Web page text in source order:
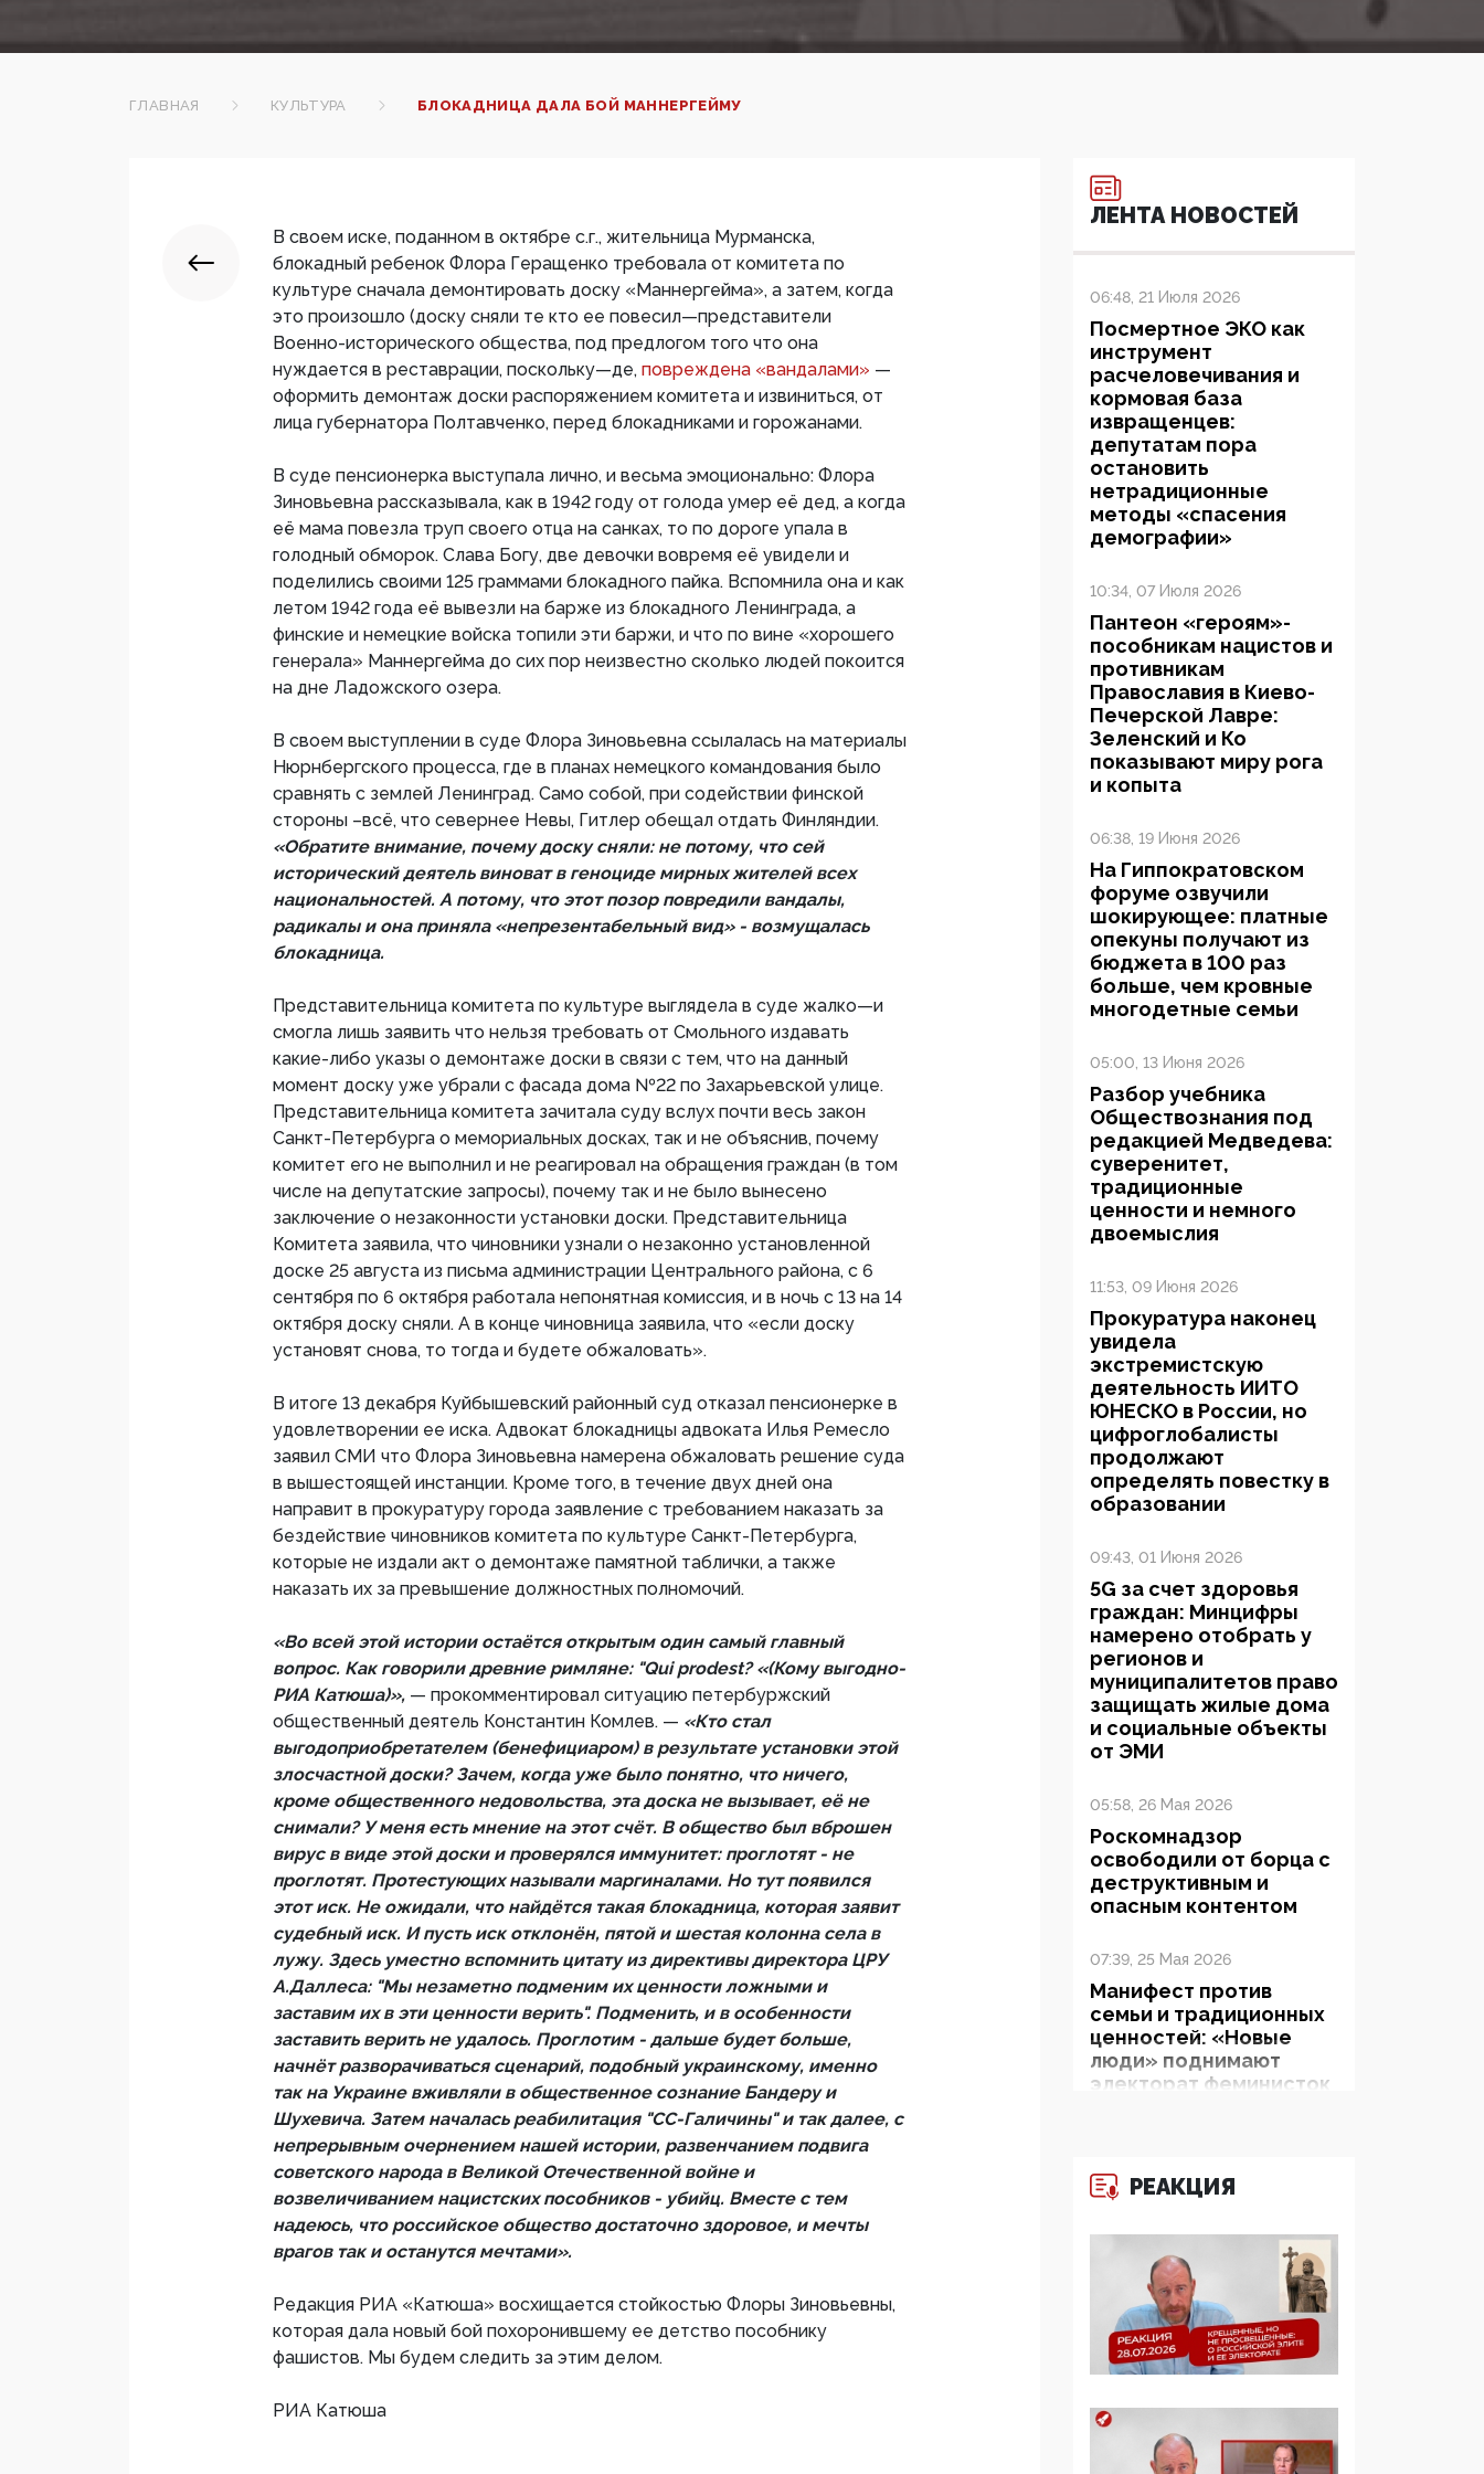
ГЛАВНАЯ КУЛЬТУРА БЛОКАДНИЦА ДАЛА БОЙ МАННЕРГЕЙМУ
В своем иске, поданном в октябре с.г., жительница Мурманска,
блокадный ребенок Флора Геращенко требовала от комитета по
культуре сначала демонтировать доску «Маннергейма», а затем, когда
это произошло (доску сняли те кто ее повесил—представители
Военно-исторического общества, под предлогом того что она
нуждается в реставрации, поскольку—де, повреждена «вандалами» —
оформить демонтаж доски распоряжением комитета и извиниться, от
лица губернатора Полтавченко, перед блокадниками и горожанами.
В суде пенсионерка выступала лично, и весьма эмоционально: Флора
Зиновьевна рассказывала, как в 1942 году от голода умер её дед, а когда
её мама повезла труп своего отца на санках, то по дороге упала в
голодный обморок. Слава Богу, две девочки вовремя её увидели и
поделились своими 125 граммами блокадного пайка. Вспомнила она и как
летом 1942 года её вывезли на барже из блокадного Ленинграда, а
финские и немецкие войска топили эти баржи, и что по вине «хорошего
генерала» Маннергейма до сих пор неизвестно сколько людей покоится
на дне Ладожского озера.
В своем выступлении в суде Флора Зиновьевна ссылалась на материалы
Нюрнбергского процесса, где в планах немецкого командования было
сравнять с землей Ленинград. Само собой, при содействии финской
стороны –всё, что севернее Невы, Гитлер обещал отдать Финляндии.
«Обратите внимание, почему доску сняли: не потому, что сей
исторический деятель виноват в геноциде мирных жителей всех
национальностей. А потому, что этот позор повредили вандалы,
радикалы и она приняла «непрезентабельный вид» - возмущалась
блокадница.
Представительница комитета по культуре выглядела в суде жалко—и
смогла лишь заявить что нельзя требовать от Смольного издавать
какие-либо указы о демонтаже доски в связи с тем, что на данный
момент доску уже убрали с фасада дома №22 по Захарьевской улице.
Представительница комитета зачитала суду вслух почти весь закон
Санкт-Петербурга о мемориальных досках, так и не объяснив, почему
комитет его не выполнил и не реагировал на обращения граждан (в том
числе на депутатские запросы), почему так и не было вынесено
заключение о незаконности установки доски. Представительница
Комитета заявила, что чиновники узнали о незаконно установленной
доске 25 августа из письма администрации Центрального района, с 6
сентября по 6 октября работала непонятная комиссия, и в ночь с 13 на 14
октября доску сняли. А в конце чиновница заявила, что «если доску
установят снова, то тогда и будете обжаловать».
В итоге 13 декабря Куйбышевский районный суд отказал пенсионерке в
удовлетворении ее иска. Адвокат блокадницы адвоката Илья Ремесло
заявил СМИ что Флора Зиновьевна намерена обжаловать решение суда
в вышестоящей инстанции. Кроме того, в течение двух дней она
направит в прокуратуру города заявление с требованием наказать за
бездействие чиновников комитета по культуре Санкт-Петербурга,
которые не издали акт о демонтаже памятной таблички, а также
наказать их за превышение должностных полномочий.
«Во всей этой истории остаётся открытым один самый главный
вопрос. Как говорили древние римляне: "Qui prodest? «(Кому выгодно-
РИА Катюша)», — прокомментировал ситуацию петербуржский
общественный деятель Константин Комлев. — «Кто стал
выгодоприобретателем (бенефициаром) в результате установки этой
злосчастной доски? Зачем, когда уже было понятно, что ничего,
кроме общественного недовольства, эта доска не вызывает, её не
снимали? У меня есть мнение на этот счёт. В общество был вброшен
вирус в виде этой доски и проверялся иммунитет: проглотят - не
проглотят. Протестующих называли маргиналами. Но тут появился
этот иск. Не ожидали, что найдётся такая блокадница, которая заявит
судебный иск. И пусть иск отклонён, пятой и шестая колонна села в
лужу. Здесь уместно вспомнить цитату из директивы директора ЦРУ
А.Даллеса: "Мы незаметно подменим их ценности ложными и
заставим их в эти ценности верить". Подменить, и в особенности
заставить верить не удалось. Проглотим - дальше будет больше,
начнёт разворачиваться сценарий, подобный украинскому, именно
так на Украине вживляли в общественное сознание Бандеру и
Шухевича. Затем началась реабилитация "СС-Галичины" и так далее, с
непрерывным очернением нашей истории, развенчанием подвига
советского народа в Великой Отечественной войне и
возвеличиванием нацистских пособников - убийц. Вместе с тем
надеюсь, что российское общество достаточно здоровое, и мечты
врагов так и останутся мечтами».
Редакция РИА «Катюша» восхищается стойкостью Флоры Зиновьевны,
которая дала новый бой похоронившему ее детство пособнику
фашистов. Мы будем следить за этим делом.
РИА Катюша
ЛЕНТА НОВОСТЕЙ
06:48, 21 Июля 2026
Посмертное ЭКО как
инструмент
расчеловечивания и
кормовая база
извращенцев:
депутатам пора
остановить
нетрадиционные
методы «спасения
демографии»
10:34, 07 Июля 2026
Пантеон «героям»-
пособникам нацистов и
противникам
Православия в Киево-
Печерской Лавре:
Зеленский и Ко
показывают миру рога
и копыта
06:38, 19 Июня 2026
На Гиппократовском
форуме озвучили
шокирующее: платные
опекуны получают из
бюджета в 100 раз
больше, чем кровные
многодетные семьи
05:00, 13 Июня 2026
Разбор учебника
Обществознания под
редакцией Медведева:
суверенитет,
традиционные
ценности и немного
двоемыслия
11:53, 09 Июня 2026
Прокуратура наконец
увидела
экстремистскую
деятельность ИИТО
ЮНЕСКО в России, но
цифроглобалисты
продолжают
определять повестку в
образовании
09:43, 01 Июня 2026
5G за счет здоровья
граждан: Минцифры
намерено отобрать у
регионов и
муниципалитетов право
защищать жилые дома
и социальные объекты
от ЭМИ
05:58, 26 Мая 2026
Роскомнадзор
освободили от борца с
деструктивным и
опасным контентом
07:39, 25 Мая 2026
Манифест против
семьи и традиционных
ценностей: «Новые
люди» поднимают
электорат феминисток
05:08, 15 Мая 2026
Эзотерика,
инфоцыганство и
лженаука под ширмой
защиты традиционных
ценностей: кто и с чем
выступал на форуме
«Россия 809. Традиции
09:40, 06 Мая 2026
РЕАКЦИЯ